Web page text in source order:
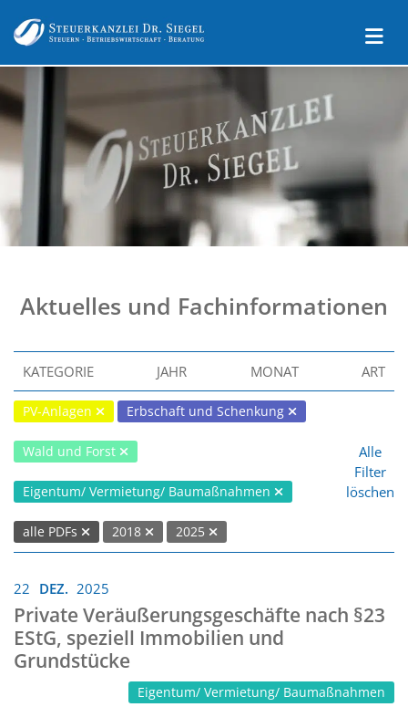
Aktuelles und Fachinformationen
KATEGORIE JAHR MONAT ART
PV-Anlagen Erbschaft und Schenkung
Wald und Forst
Eigentum/ Vermietung/ Baumaßnahmen
alle PDFs 2018 2025
Alle
Filter
löschen
22 DEZ. 2025
Private Veräußerungsgeschäfte nach §23
EStG, speziell Immobilien und
Grundstücke
Eigentum/ Vermietung/ Baumaßnahmen